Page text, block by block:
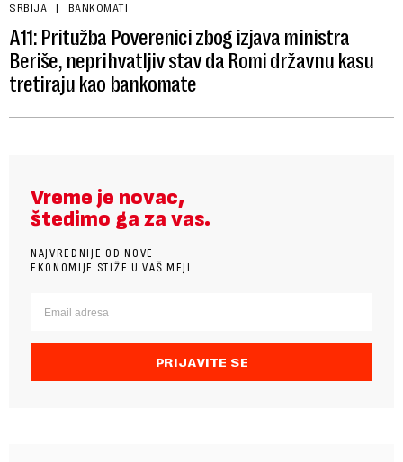
SRBIJA BANKOMATI
A11: Pritužba Poverenici zbog izjava ministra
Beriše, neprihvatljiv stav da Romi državnu kasu
tretiraju kao bankomate
Vreme je novac,
štedimo ga za vas.
NAJVREDNIJE OD NOVE
EKONOMIJE STIŽE U VAŠ MEJL.
PRIJAVITE SE